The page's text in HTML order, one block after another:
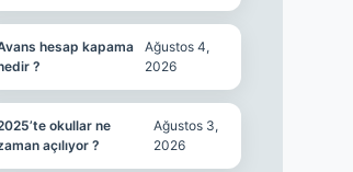
hesap kapama
?
Ağustos 4,
2026
okullar ne
açılıyor ?
Ağustos 3,
2026